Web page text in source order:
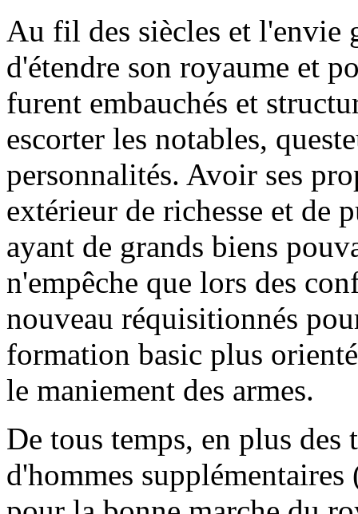
Au fil des siècles et l'envie
d'étendre son royaume et
furent embauchés et
escorter les notables,
personnalités. Avoir ses
extérieur de richesse et de
ayant de grands biens
n'empêche que lors des
nouveau réquisitionnés
formation basic plus
le maniement des armes.
De tous temps, en plus
d'hommes